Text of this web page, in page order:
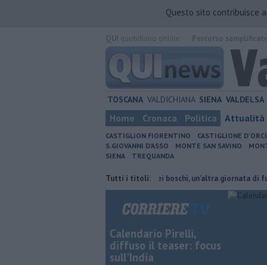
Questo sito contribuisce
TOSCANA VALDICHIANA SIENA VALDELSA
Home Cronaca Politica Attualità
CASTIGLION FIORENTINO
CASTIGLIONE
S.GIOVANNI D'ASSO
MONTE SAN SAVINO
SIENA
TREQUANDA
Tutti i titoli:
Incendi nei boschi, un'altra giornata di fuoco
Calendario Pirelli,
diffuso il teaser: focus
sull'India